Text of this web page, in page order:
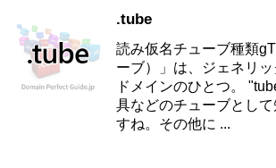
.tube
読み仮名チューブ種類
ーブ）」は、ジェネリ
ドメインのひとつ。
具などのチューブとし
すね。その他に ...